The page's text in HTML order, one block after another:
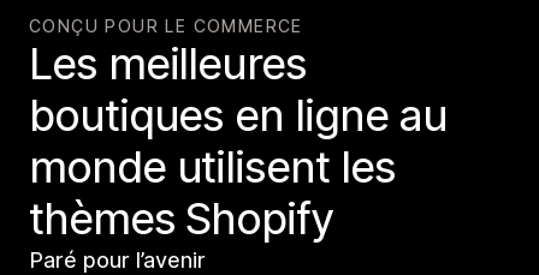
CONÇU POUR LE COMMERCE
Les meilleures
boutiques en ligne au
monde utilisent les
thèmes Shopify
Paré pour l’avenir